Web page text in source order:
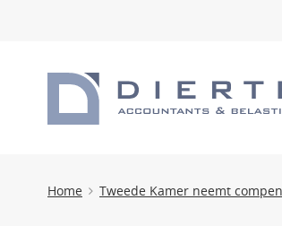
Home Tweede Kamer neemt